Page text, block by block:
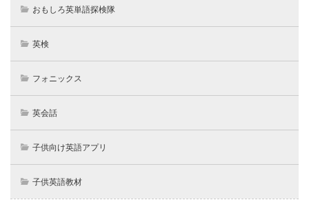
おもしろ英単語探検隊
英検
フォニックス
英会話
子供向け英語アプリ
子供英語教材